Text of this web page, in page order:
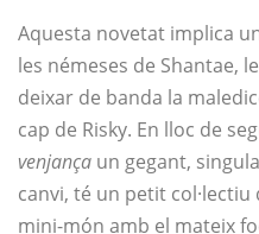
Aquesta novetat implica
les némeses de Shantae,
deixar de banda la
cap de Risky. En lloc de
venjança un gegant,
canvi, té un petit col·lectiu
mini-món amb el mateix